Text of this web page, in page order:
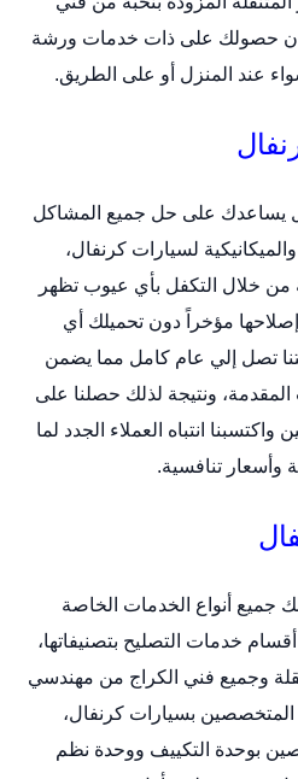
حصولك على ذات خدمات ورشة
عند المنزل أو على الطريق.
يساعدك على حل جميع المشاكل
والميكانيكية لسيارات كرنفال،
خلال التكفل بأي عيوب تظهر
إصلاحها مؤخراً دون تحميلك أي
تصل إلي عام كامل مما يضمن
ونتيجة لذلك حصلنا على
انتباه العملاء الجدد لما
وأسعار تنافسية.
جميع أنواع الخدمات الخاصة
خدمات التصليح بتصنيفاتها،
وجميع فني الكراج من مهندسي
المتخصصين بسيارات كرنفال،
بوحدة التكييف ووحدة نظم